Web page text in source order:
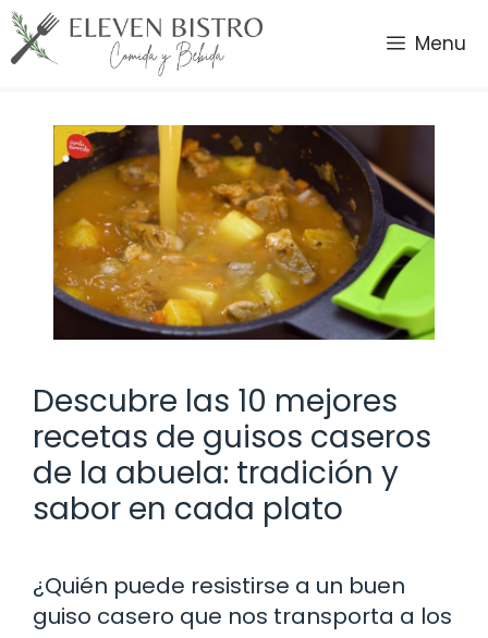
Saltar
al
contenido
Menu
Descubre las 10 mejores
recetas de guisos caseros
de la abuela: tradición y
sabor en cada plato
¿Quién puede resistirse a un buen
guiso casero que nos transporta a los